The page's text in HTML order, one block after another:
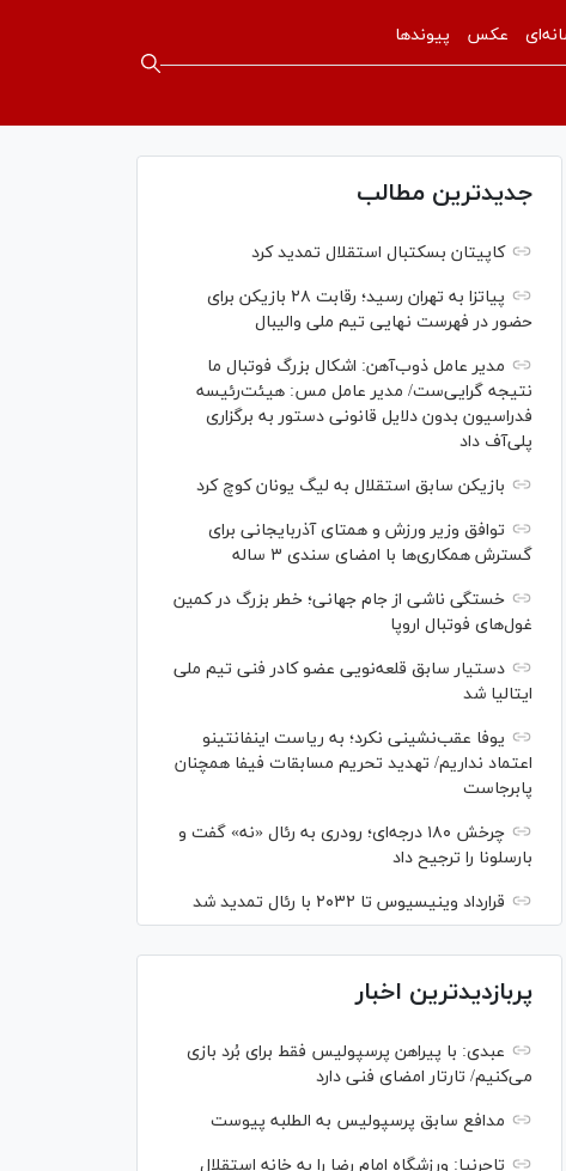
عکس پیوندها
جدیدترین مطالب
کاپیتان بسکتبال استقلال تمدید کرد
پیاتزا به تهران رسید؛ رقابت ۲۸ بازیکن برای
حضور در فهرست نهایی تیم ملی والیبال
مدیر عامل ذوب‌آهن: اشکال بزرگ فوتبال ما
نتیجه گرایی‌ست/ مدیر عامل مس: هیئت‌رئیسه
فدراسیون بدون دلایل قانونی دستور به برگزاری
پلی‌آف داد
بازیکن سابق استقلال به لیگ یونان کوچ کرد
توافق وزیر ورزش و همتای آذربایجانی برای
گسترش همکاری‌ها با امضای سندی ۳ ساله
خستگی ناشی از جام جهانی؛ خطر بزرگ در کمین
غول‌های فوتبال اروپا
دستیار سابق قلعه‌نویی عضو کادر فنی تیم ملی
ایتالیا شد
یوفا عقب‌نشینی نکرد؛ به ریاست اینفانتینو
اعتماد نداریم/ تهدید تحریم مسابقات فیفا همچنان
پابرجاست
چرخش ۱۸۰ درجه‌ای؛ رودری به رئال «نه» گفت و
بارسلونا را ترجیح داد
قرارداد وینیسیوس تا ۲۰۳۲ با رئال‌ تمدید شد
پربازدیدترین اخبار
عبدی: با پیراهن پرسپولیس فقط برای بُرد بازی
می‌کنیم/ تارتار امضای فنی دارد
مدافع سابق پرسپولیس به الطلبه پیوست
تاجرنیا: ورزشگاه امام رضا را به خانه استقلال